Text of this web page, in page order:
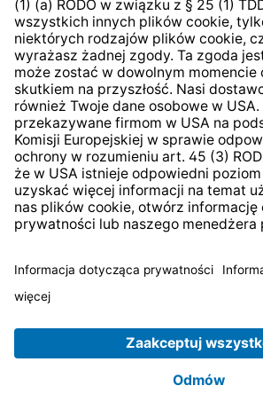
System zgłaszania
* Wszystkie ceny zawierają podatek
TechniSat jest firmą należącą do
e.S..